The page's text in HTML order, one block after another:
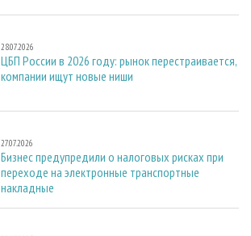
28.07.2026
ЦБП России в 2026 году: рынок перестраивается,
компании ищут новые ниши
27.07.2026
Бизнес предупредили о налоговых рисках при
переходе на электронные транспортные
накладные